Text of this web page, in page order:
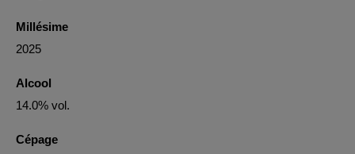
Millésime
2025
Alcool
14.0% vol.
Cépage